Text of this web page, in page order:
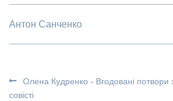
Антон Санченко
Олена Кудренко - Вгодовані потвори
совісті